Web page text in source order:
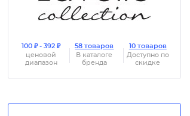
100 ₽ - 392 ₽
ценовой
диапазон
58 товаров
В каталоге
бренда
10 товаров
Доступно по
скидке